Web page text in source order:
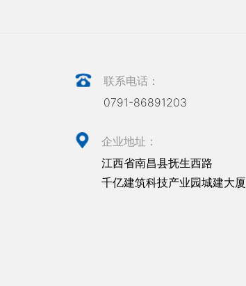
联系电话：
0791-86891203
企业地址：
江西省南昌县抚生西路
千亿建筑科技产业园城建大厦